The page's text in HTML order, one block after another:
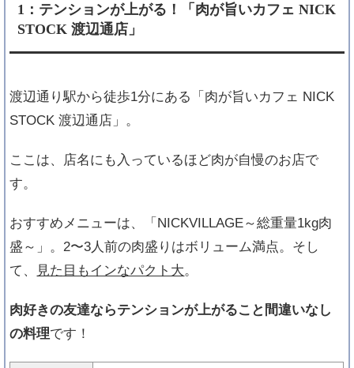
友達におすすめ東京のお店
友達の誕生日「新宿周辺」でバースデープレ
ートがある人気店８選
ト有り人気店10選
ル」の口コミ&情報
横浜で「友達」の誕生日祝い！サプライズで
きる人気レストラン10選
誕生日サプライズが出来る！高校生に人気の
1：テンションが上がる！「肉が旨いカフェ NICK
STOCK 渡辺通店」
渡辺通り駅から徒歩1分にある「肉が旨いカフェ NICK
STOCK 渡辺通店」。
ここは、店名にも入っているほど肉が自慢のお店で
す。
おすすめメニューは、「NICKVILLAGE～総重量1kg肉
盛～」。2〜3人前の肉盛りはボリューム満点。そし
て、
見た目もインなパクト大。
肉好きの友達ならテンションが上がること間違いなし
の料理です！